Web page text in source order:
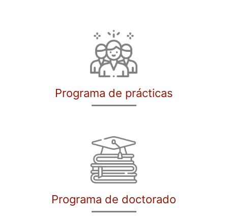
Programa de prácticas
Programa de doctorado